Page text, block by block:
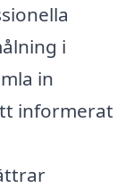
i
in
informerat